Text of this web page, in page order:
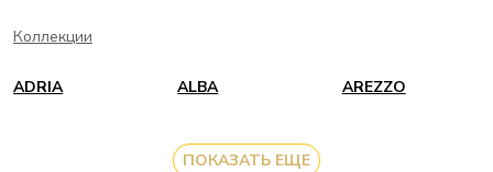
Коллекции
ADRIA ALBA AREZZO
ПОКАЗАТЬ ЕЩЕ